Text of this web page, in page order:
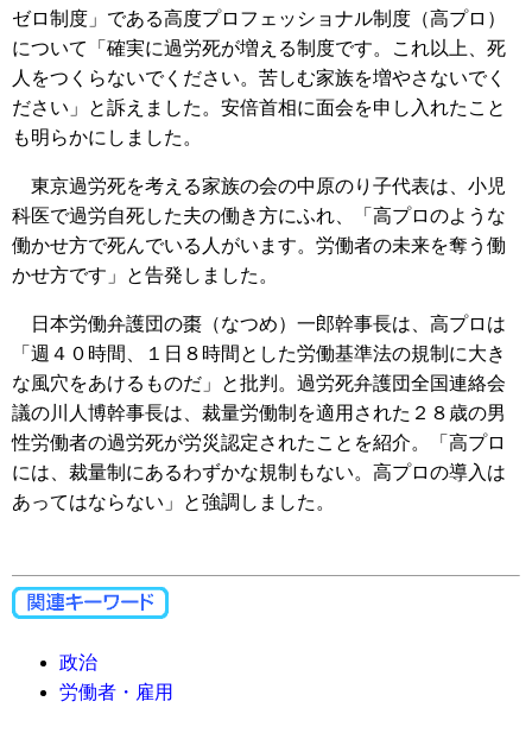
ゼロ制度」である高度プロフェッショナル制度（高プロ）
について「確実に過労死が増える制度です。これ以上、死
人をつくらないでください。苦しむ家族を増やさないでく
ださい」と訴えました。安倍首相に面会を申し入れたこと
も明らかにしました。
東京過労死を考える家族の会の中原のり子代表は、小児
科医で過労自死した夫の働き方にふれ、「高プロのような
働かせ方で死んでいる人がいます。労働者の未来を奪う働
かせ方です」と告発しました。
日本労働弁護団の棗（なつめ）一郎幹事長は、高プロは
「週４０時間、１日８時間とした労働基準法の規制に大き
な風穴をあけるものだ」と批判。過労死弁護団全国連絡会
議の川人博幹事長は、裁量労働制を適用された２８歳の男
性労働者の過労死が労災認定されたことを紹介。「高プロ
には、裁量制にあるわずかな規制もない。高プロの導入は
あってはならない」と強調しました。
政治
労働者・雇用